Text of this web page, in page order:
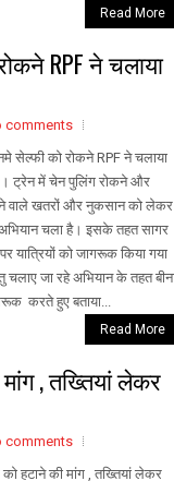
Read More
RPF ने चलाया
comments
सेल्फी को रोकने RPF ने चलाया
ट्रेन में चेन पुलिंग रोकने और
वाले खतरों और नुकसान को लेकर
चला है। इसके तहत सागर
यात्रियों को जागरूक किया गया
जा रहे अभियान के तहत
करते हुए बताया...
Read More
, तख्तियां लेकर
comments
हटाने की मांग , तख्तियां लेकर